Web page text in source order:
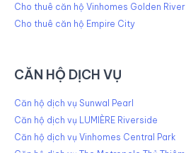
Cho thuê căn hộ Vinhomes Golden River
Cho thuê căn hộ Empire City
CĂN HỘ DỊCH VỤ
Căn hộ dịch vụ Sunwal Pearl
Căn hộ dịch vụ LUMIÈRE Riverside
Căn hộ dịch vụ Vinhomes Central Park